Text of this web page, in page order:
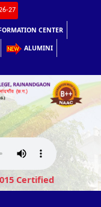
27
CENTER
ALUMINI
Certified